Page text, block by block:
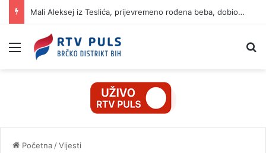
Mali Aleksej iz Teslića, prijevremeno rođena beba, dobio životnu bitku na UKC-u Srpske
Izbornik
Početna /Vijesti